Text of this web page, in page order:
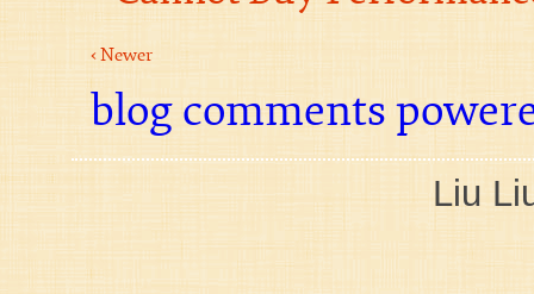
‹ Newer
blog comments
Liu